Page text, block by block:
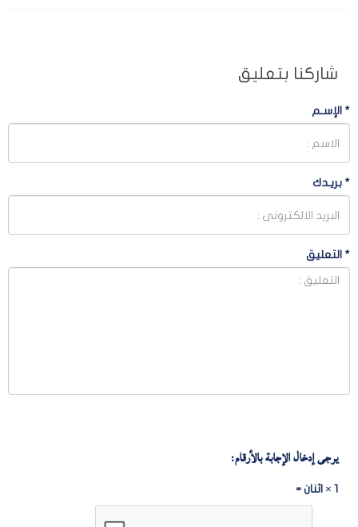
شاركنا بتعليق
* الإسـم
* بريـدك
* التعليق
يرجى إدخال الإجابة بالأرقام:
1 × اثنان =